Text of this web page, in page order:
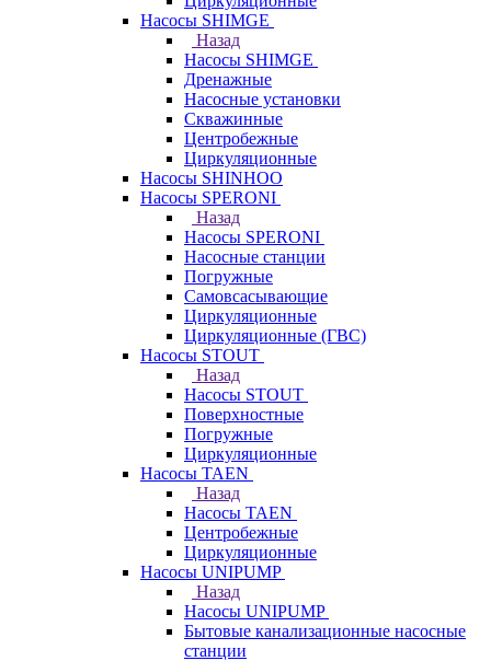
Насосы SHIMGE
Назад
Насосы SHIMGE
Дренажные
Насосные установки
Скважинные
Центробежные
Циркуляционные
Насосы SHINHOO
Насосы SPERONI
Назад
Насосы SPERONI
Насосные станции
Погружные
Самовсасывающие
Циркуляционные
Циркуляционные (ГВС)
Насосы STOUT
Назад
Насосы STOUT
Поверхностные
Погружные
Циркуляционные
Насосы TAEN
Назад
Насосы TAEN
Центробежные
Циркуляционные
Насосы UNIPUMP
Назад
Насосы UNIPUMP
Бытовые канализационные насосные
станции